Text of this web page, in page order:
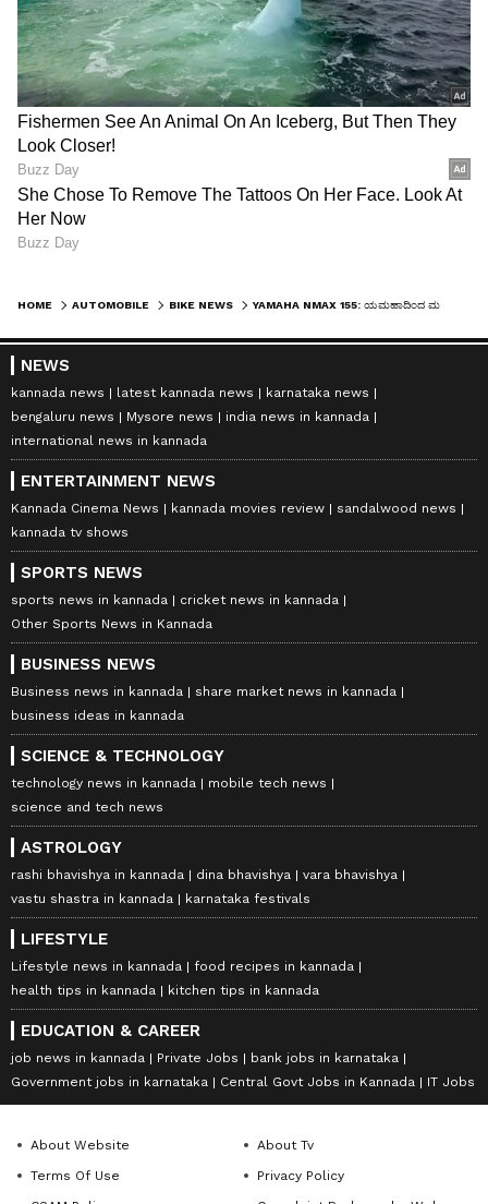
HOME AUTOMOBILE BIKE NEWS
NEWS
kannada news latest kannada news
karnataka news
bengaluru news
Mysore news
india news in kannada
international news in kannada
ENTERTAINMENT NEWS
Kannada Cinema News kannada movies review
sandalwood news
kannada tv shows
SPORTS NEWS
sports news in kannada
cricket news in kannada
Other Sports News in Kannada
BUSINESS NEWS
Business news in kannada
share market news in kannada
business ideas in kannada
SCIENCE & TECHNOLOGY
technology news in kannada
mobile tech news
science and tech news
ASTROLOGY
rashi bhavishya in kannada dina bhavishya
vara bhavishya
vastu shastra in kannada
karnataka festivals
LIFESTYLE
Lifestyle news in kannada
food recipes in kannada
health tips in kannada
kitchen tips in kannada
EDUCATION & CAREER
job news in kannada Private Jobs
bank jobs in karnataka
Government jobs in karnataka
Central Govt Jobs in Kannada IT Jobs
About Website
About Tv
Terms Of Use
Privacy Policy